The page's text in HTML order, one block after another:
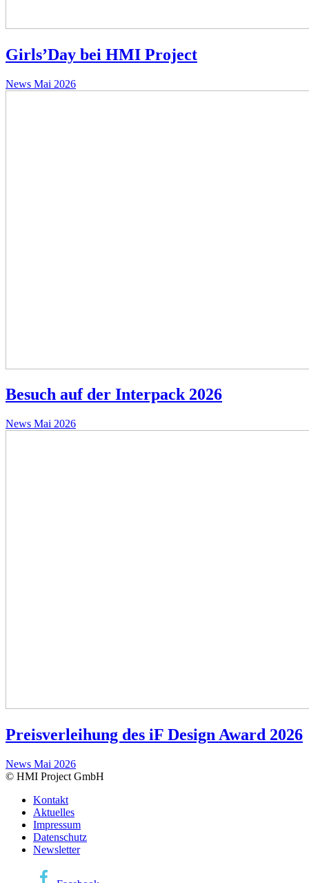
Girls’Day bei HMI Project
News Mai 2026
Besuch auf der Interpack 2026
News Mai 2026
Preisverleihung des iF Design Award 2026
News Mai 2026
© HMI Project GmbH
Kontakt
Aktuelles
Impressum
Datenschutz
Newsletter